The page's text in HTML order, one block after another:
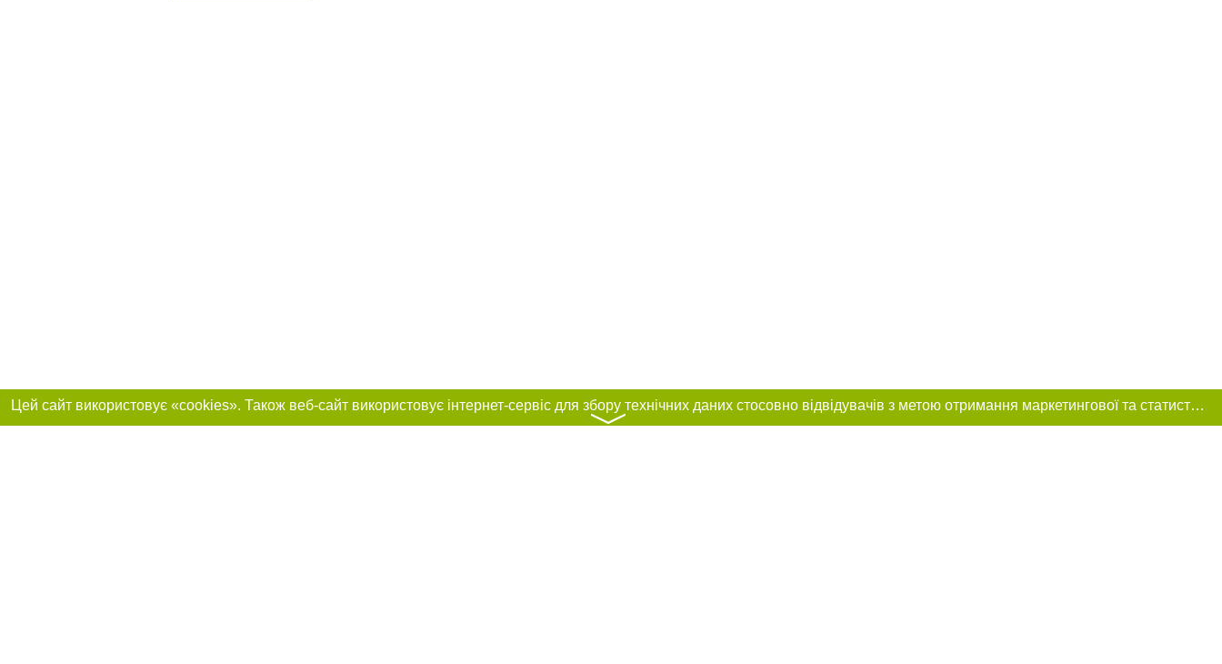
Цей сайт використовує «cookies». Також веб-сайт використовує інтернет-сервіс для збору технічних даних стосовно відвідувачів з метою отримання маркетингової та статистичної інформації. Умови обробки даних відвідувачів сайту див.
〉